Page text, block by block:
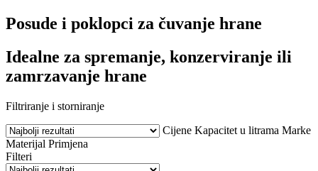
Posude i poklopci za čuvanje hrane
Idealne za spremanje, konzerviranje ili
zamrzavanje hrane
Filtriranje i storniranje
Cijene Kapacitet u litrama Marke
Materijal Primjena
Filteri